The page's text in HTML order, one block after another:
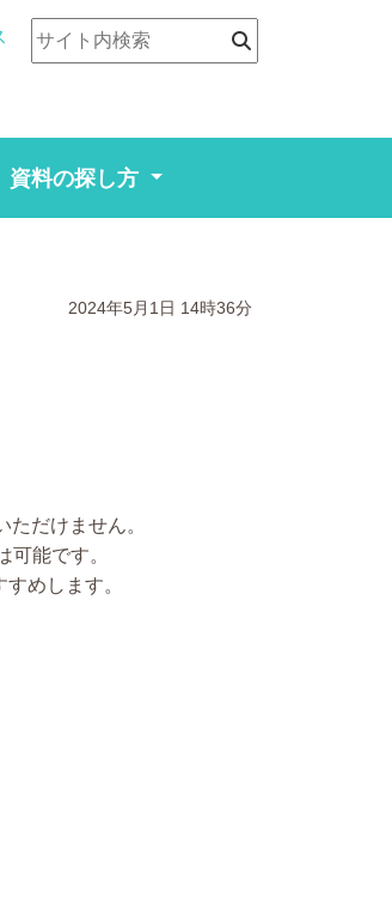
資料の探し方
2024年5月1日 14時36分
だけません。
能です。
めします。